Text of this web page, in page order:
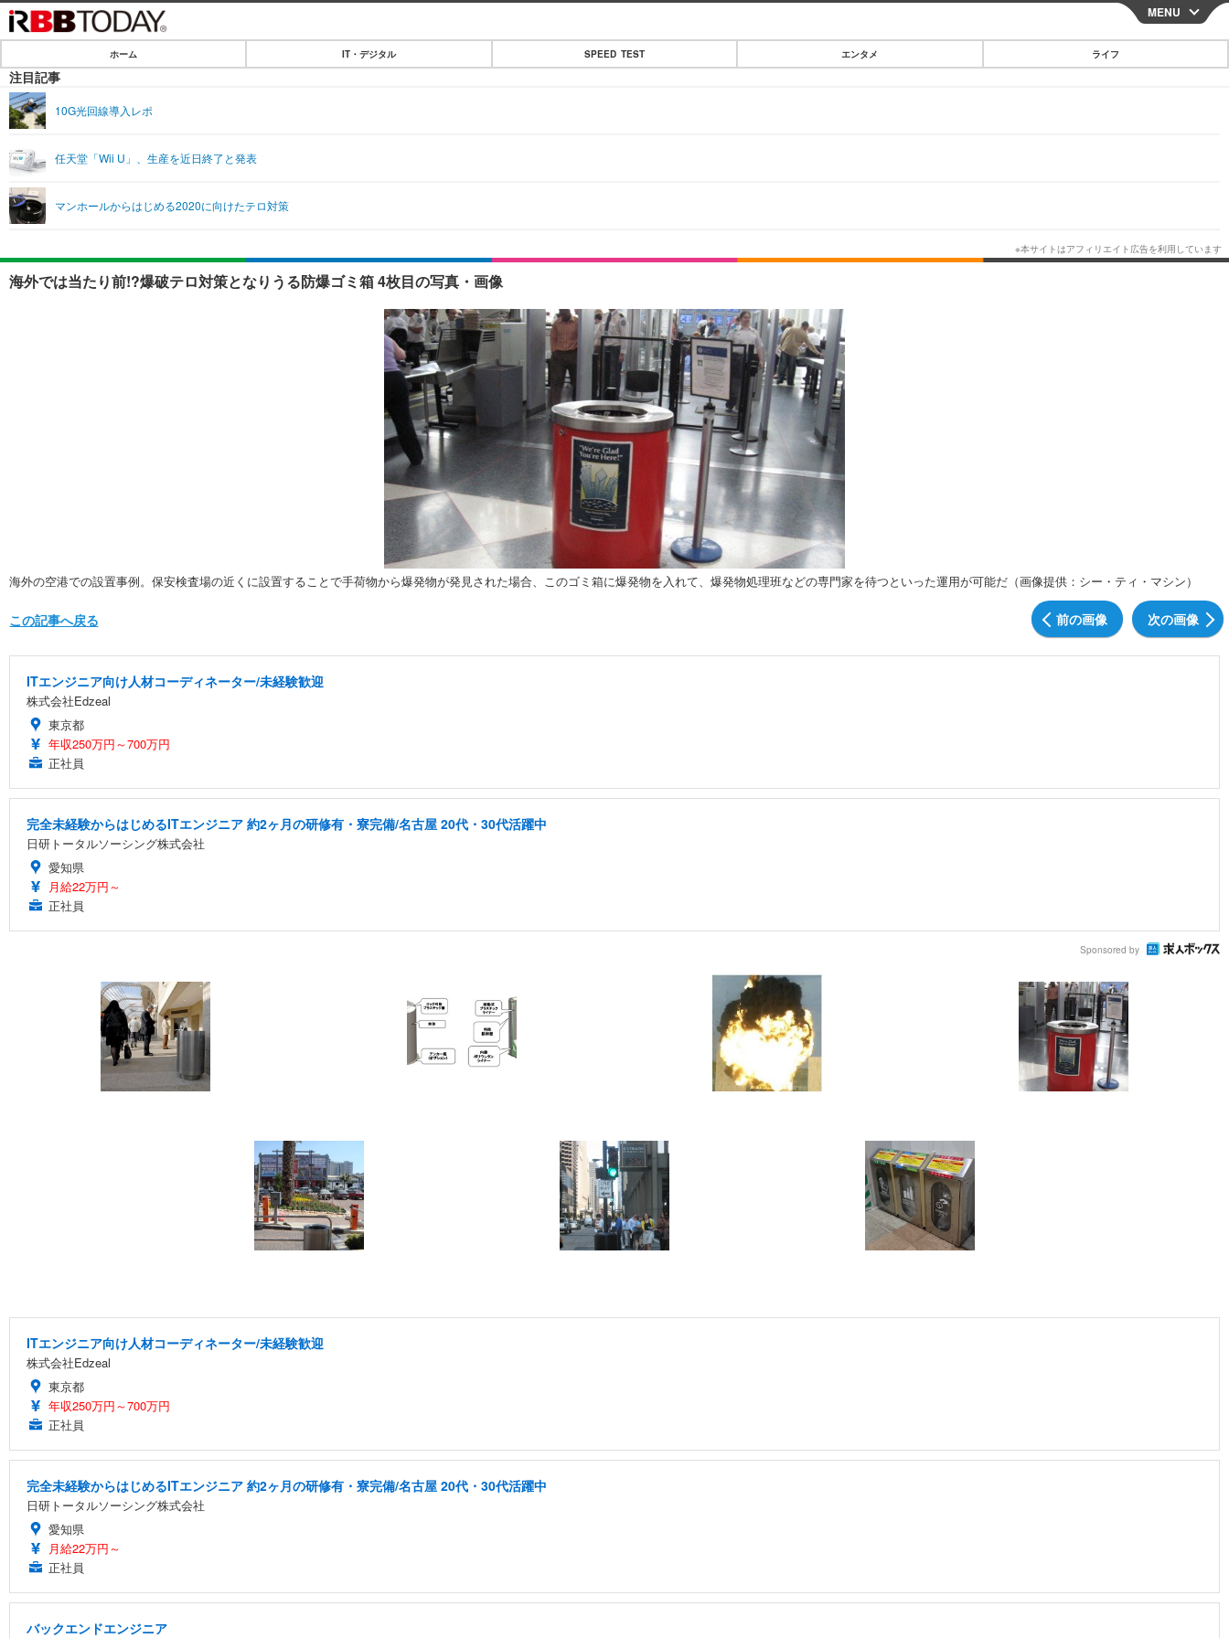
CLOSE
IT・デジタル
ショッピング
エンタメTOP
音楽
ライフ
ライフTOP グルメ
ペット
リリース一覧
MENU
ホーム IT・デジタル SPEED TEST エンタメ ライフ
注目記事
10G光回線導入レポ
任天堂「Wii U」、生産を近日終了と発表
マンホールからはじめる2020に向けたテロ対策
海外では当たり前!?爆破テロ対策となりうる防爆ゴミ箱 4枚目の写真・画像
海外の空港での設置事例。保安検査場の近くに設置することで手荷物から爆発物が発見された場合、このゴミ箱に爆発物を入れて、爆発物処理班などの専門家を待つといった運用が可能だ（画像提供：シー・ティ・マシン）
前の画像 次の画像
この記事へ戻る
ITエンジニア向け人材コーディネーター/未経験歓迎
株式会社Edzeal
東京都
年収250万円～700万円
正社員
完全未経験からはじめるITエンジニア 約2ヶ月の研修有・寮完備/名古屋 20代・30代活躍中
日研トータルソーシング株式会社
愛知県
月給22万円～
正社員
Sponsored by
ITエンジニア向け人材コーディネーター/未経験歓迎
株式会社Edzeal
東京都
年収250万円～700万円
正社員
完全未経験からはじめるITエンジニア 約2ヶ月の研修有・寮完備/名古屋 20代・30代活躍中
日研トータルソーシング株式会社
愛知県
月給22万円～
正社員
バックエンドエンジニア